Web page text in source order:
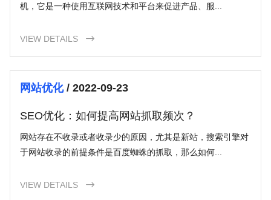
机，它是一种使用互联网技术和平台来促进产品、服...
VIEW DETAILS 
网站优化/ 2022-09-23
SEO优化：如何提高网站抓取频次？
网站存在不收录或者收录少的原因，尤其是新站，搜索引擎对
于网站收录的前提条件是百度蜘蛛的抓取，那么如何...
VIEW DETAILS 